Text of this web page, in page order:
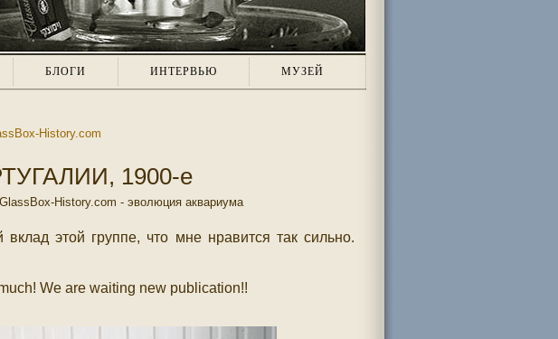
БЛОГИ ИНТЕРВЬЮ МУЗЕЙ
History.com
1900-е
History.com - эволюция аквариума
вклад этой группе, что мне нравится так сильно.
We are waiting new publication!!